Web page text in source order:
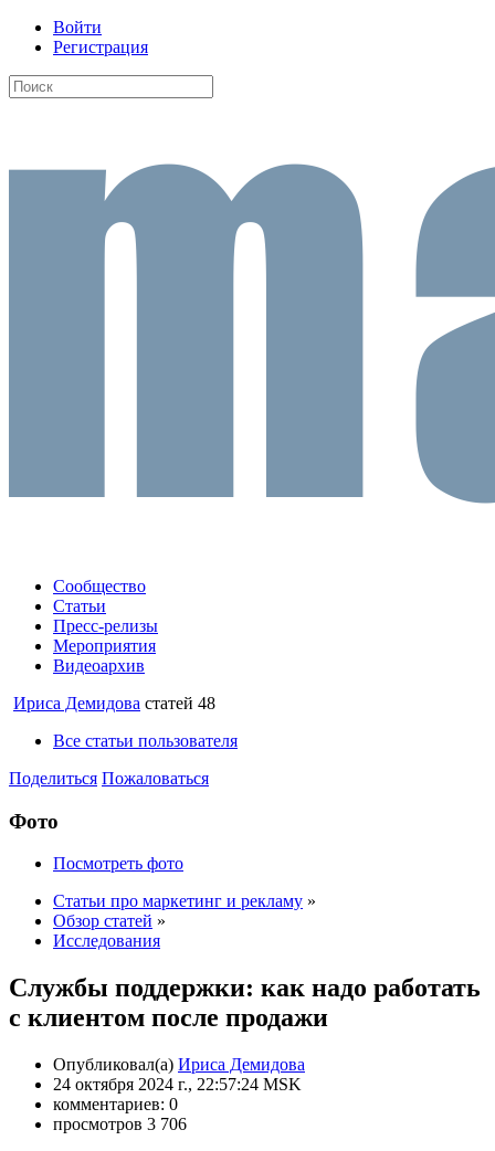
Войти
Регистрация
Сообщество
Статьи
Пресс-релизы
Мероприятия
Видеоархив
Ириса Демидова статей 48
Все статьи пользователя
Поделиться Пожаловаться
Фото
Посмотреть фото
Статьи про маркетинг и рекламу »
Обзор статей »
Исследования
Службы поддержки: как надо работать
с клиентом после продажи
Опубликовал(а) Ириса Демидова
24 октября 2024 г., 22:57:24 MSK
комментариев: 0
просмотров 3 706